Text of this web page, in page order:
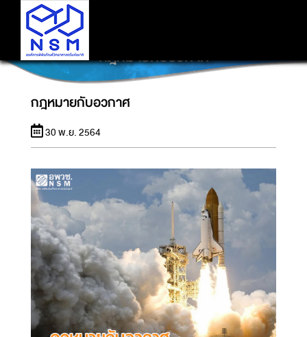
กฎหมายกับอวกาศ
กฎหมายกับอวกาศ
30 พ.ย. 2564